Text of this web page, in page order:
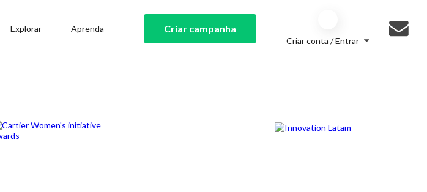
Explorar Aprenda Criar campanha
Criar conta / Entrar